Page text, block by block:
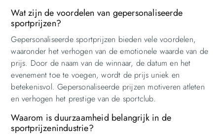
Wat zijn de voordelen van gepersonaliseerde
sportprijzen?
Gepersonaliseerde sportprijzen bieden vele voordelen,
waaronder het verhogen van de emotionele waarde van de
prijs. Door de naam van de winnaar, de datum en het
evenement toe te voegen, wordt de prijs uniek en
betekenisvol. Gepersonaliseerde prijzen motiveren atleten
en verhogen het prestige van de sportclub.
Waarom is duurzaamheid belangrijk in de
sportprijzenindustrie?